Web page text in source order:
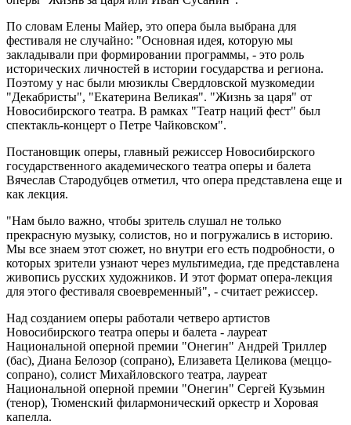
По словам Елены Майер, это опера была выбрана для
фестиваля не случайно: "Основная идея, которую мы
закладывали при формировании программы, - это роль
исторических личностей в истории государства и региона.
Поэтому у нас были мюзиклы Свердловской музкомедии
"Декабристы", "Екатерина Великая". "Жизнь за царя" от
Новосибирского театра. В рамках "Театр наций фест" был
спектакль-концерт о Петре Чайковском".
Постановщик оперы, главный режиссер Новосибирского
государственного академического театра оперы и балета
Вячеслав Стародубцев отметил, что опера представлена еще и
как лекция.
"Нам было важно, чтобы зритель слушал не только
прекрасную музыку, солистов, но и погружались в историю.
Мы все знаем этот сюжет, но внутри его есть подробности, о
которых зрители узнают через мультимедиа, где представлена
живопись русских художников. И этот формат опера-лекция
для этого фестиваля своевременный", - считает режиссер.
Над созданием оперы работали четверо артистов
Новосибирского театра оперы и балета - лауреат
Национальной оперной премии "Онегин" Андрей Триллер
(бас), Диана Белозор (сопрано), Елизавета Целикова (меццо-
сопрано), солист Михайловского театра, лауреат
Национальной оперной премии "Онегин" Сергей Кузьмин
(тенор), Тюменский филармонический оркестр и Хоровая
капелла.